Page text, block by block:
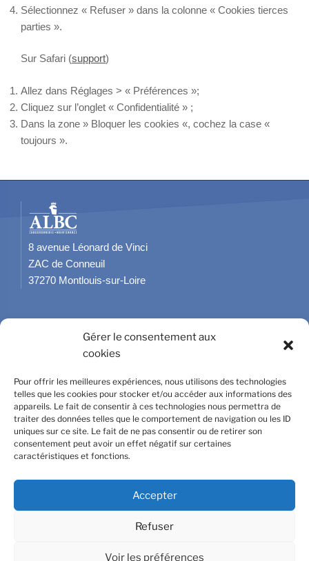
Gérer le consentement aux
cookies
Pour offrir les meilleures expériences, nous utilisons des technologies
telles que les cookies pour stocker et/ou accéder aux informations des
appareils. Le fait de consentir à ces technologies nous permettra de
traiter des données telles que le comportement de navigation ou les ID
uniques sur ce site. Le fait de ne pas consentir ou de retirer son
consentement peut avoir un effet négatif sur certaines
caractéristiques et fonctions.
Accepter
Refuser
Voir les préférences
Sélectionnez « Refuser » dans la colonne « Cookies tierces
parties ».
Sur Safari (support)
Allez dans Réglages > « Préférences »;
Cliquez sur l’onglet « Confidentialité » ;
Dans la zone » Bloquer les cookies «, cochez la case «
toujours ».
8 avenue Léonard de Vinci
ZAC de Conneuil
37270 Montlouis-sur-Loire
Du lundi au jeudi : 8h-12h & 13h-
18h